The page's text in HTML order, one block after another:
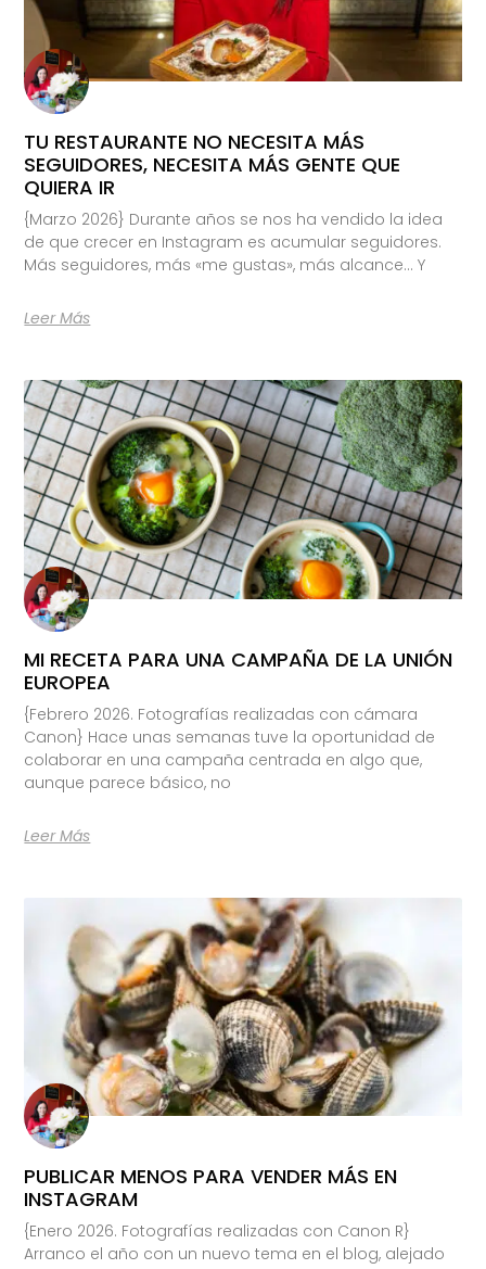
TU RESTAURANTE NO NECESITA MÁS
SEGUIDORES, NECESITA MÁS GENTE QUE
QUIERA IR
{Marzo 2026} Durante años se nos ha vendido la idea
de que crecer en Instagram es acumular seguidores.
Más seguidores, más «me gustas», más alcance… Y
Leer Más
MI RECETA PARA UNA CAMPAÑA DE LA UNIÓN
EUROPEA
{Febrero 2026. Fotografías realizadas con cámara
Canon} Hace unas semanas tuve la oportunidad de
colaborar en una campaña centrada en algo que,
aunque parece básico, no
Leer Más
PUBLICAR MENOS PARA VENDER MÁS EN
INSTAGRAM
{Enero 2026. Fotografías realizadas con Canon R}
Arranco el año con un nuevo tema en el blog, alejado